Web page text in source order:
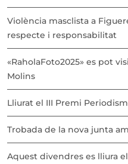
Violència masclista a
respecte i responsabilitat
«RaholaFoto2025» es pot
Molins
Lliurat el III Premi
Trobada de la nova junta
Aquest divendres es lliura